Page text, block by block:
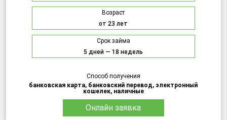
Возраст
от 23 лет
Срок займа
5 дней — 18 недель
Способ получения
банковская карта, банковский перевод, электронный
кошелек, наличные
Онлайн заявка